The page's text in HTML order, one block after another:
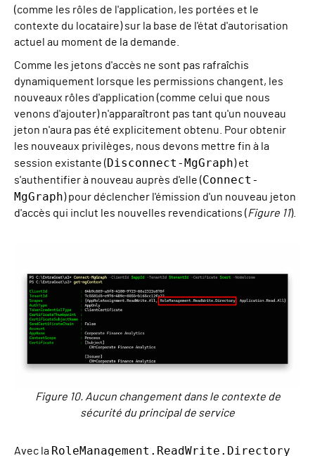
(comme les rôles de l'application, les portées et le
contexte du locataire) sur la base de l'état d'autorisation
actuel au moment de la demande.
Comme les jetons d'accès ne sont pas rafraîchis
dynamiquement lorsque les permissions changent, les
nouveaux rôles d'application (comme celui que nous
venons d'ajouter) n'apparaîtront pas tant qu'un nouveau
jeton n'aura pas été explicitement obtenu. Pour obtenir
les nouveaux privilèges, nous devons mettre fin à la
session existante (Disconnect-MgGraph) et
s'authentifier à nouveau auprès d'elle (Connect-
MgGraph) pour déclencher l'émission d'un nouveau jeton
d'accès qui inclut les nouvelles revendications (Figure 11).
Figure 10. Aucun changement dans le contexte de
sécurité du principal de service
Avec la RoleManagement.ReadWrite.Directory